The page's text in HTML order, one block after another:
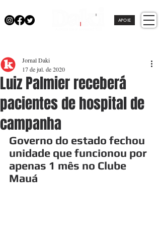
APOIE
Luiz Palmier receberá
pacientes de hospital de
campanha
Jornal Daki
17 de jul. de 2020
Governo do estado fechou
unidade que funcionou por
apenas 1 mês no Clube
Mauá